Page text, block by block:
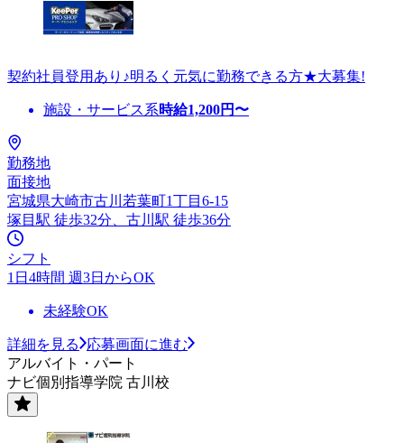
契約社員登用あり♪明るく元気に勤務できる方★大募集!
施設・サービス系時給1,200円〜
勤務地
面接地
宮城県大崎市古川若葉町1丁目6-15
塚目駅 徒歩32分、古川駅 徒歩36分
シフト
1日4時間 週3日からOK
未経験OK
詳細を見る
応募画面に進む
アルバイト・パート
ナビ個別指導学院 古川校